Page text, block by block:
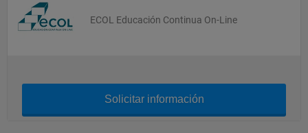
ECOL Educación Continua On-Line
Solicitar información